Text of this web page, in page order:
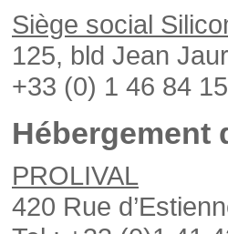
Siège social
125, bld Jean
+33 (0) 1 46 84
Hébergement
PROLIVAL
420 Rue